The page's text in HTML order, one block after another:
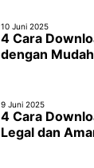
10 Juni 2025
4 Cara
dengan
9 Juni 2025
4 Cara
Legal dan